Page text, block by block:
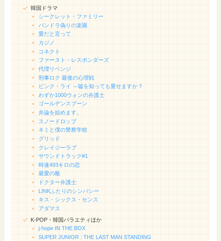
韓国ドラマ
シークレット・ファミリー
パンドラ偽りの楽園
愛だと言って
カジノ
コネクト
ファースト・レスポンダーズ
代理リベンジ
刑事ロク 最後の心理戦
ピンク・ライ ～嘘を知っても愛せますか？
わずか1000ウォンの弁護士
ゴールデンスプーン
弁論を始めます。
スノードロップ
キミと僕の警察学校
グリッド
クレイジーラブ
サウンドトラック#1
時速493キロの恋
最愛の敵
ドクター弁護士
LINKふたりのシンパシー
キス・シックス・センス
アダマス
K-POP・韓国バラエティほか
j-hope IN THE BOX
SUPER JUNIOR : THE LAST MAN STANDING